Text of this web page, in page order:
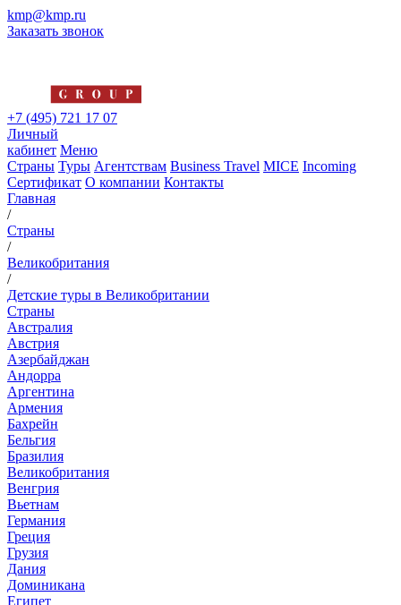
kmp@kmp.ru
Заказать звонок
+7 (495) 721 17 07
Личный
кабинет Меню
Страны Туры Агентствам Business Travel MICE Incoming
Сертификат О компании Контакты
Главная
/
Страны
/
Великобритания
/
Детские туры в Великобритании
Страны
Австралия
Австрия
Азербайджан
Андорра
Аргентина
Армения
Бахрейн
Бельгия
Бразилия
Великобритания
Венгрия
Вьетнам
Германия
Греция
Грузия
Дания
Доминикана
Египет